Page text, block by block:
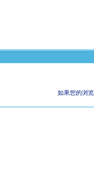
如果您的浏